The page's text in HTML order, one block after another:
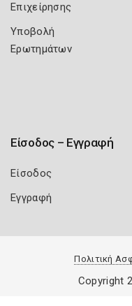
Επιχείρησης
Υποβολή
Ερωτημάτων
Είσοδος – Εγγραφή
Είσοδος
Εγγραφή
Πολιτική
Copyright